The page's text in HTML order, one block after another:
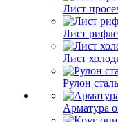
Лист
Лист
Лист
Рулон
Арматура